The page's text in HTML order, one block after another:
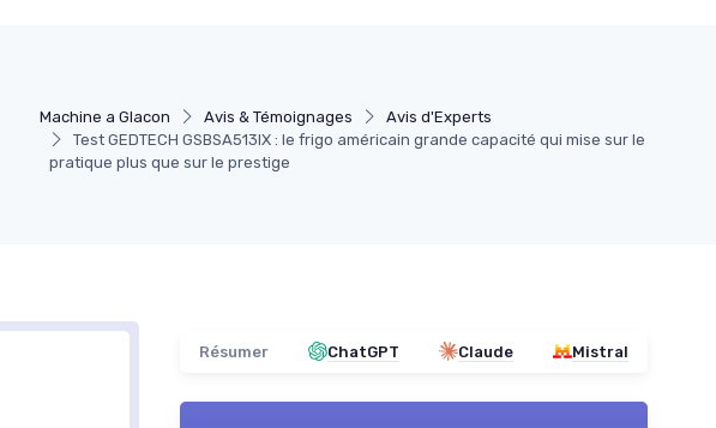
Machine a Glacon Avis & Témoignages
Avis d'Experts
Test GEDTECH GSBSA513IX : le frigo américain grande capacité qui mise sur le
pratique plus que sur le prestige
Résumer ChatGPT Claude Mistral